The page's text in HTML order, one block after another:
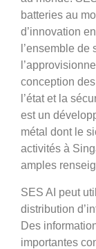
batteries au
d’innovation
l’ensemble
conception
l’état et la
est un
métal dont le
activités à
amples
SES AI peut
distribution
Des
importantes